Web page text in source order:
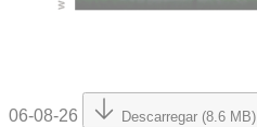
06-08-26 Descarregar (8.6 MB)